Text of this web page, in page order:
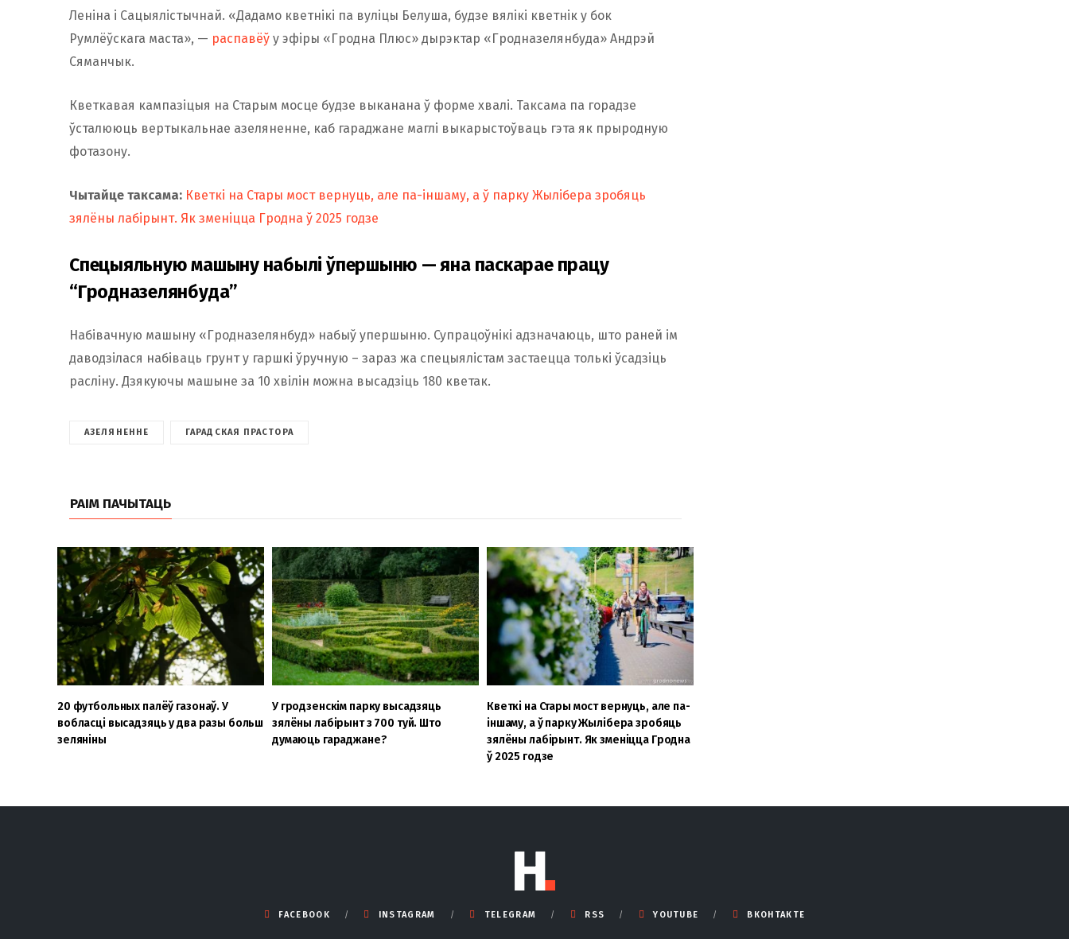
Леніна і Сацыялістычнай. «Дадамо кветнікі па вуліцы Белуша, будзе вялікі кветнік у бок
Румлёўскага маста», — распавёў у эфіры «Гродна Плюс» дырэктар «Гродназелянбуда» Андрэй
Сяманчык.
Кветкавая кампазіцыя на Старым мосце будзе выканана ў форме хвалі. Таксама па горадзе
ўсталююць вертыкальнае азеляненне, каб гараджане маглі выкарыстоўваць гэта як прыродную
фотазону.
Чытайце таксама: Кветкі на Стары мост вернуць, але па-іншаму, а ў парку Жылібера зробяць
зялёны лабірынт. Як зменіцца Гродна ў 2025 годзе
Спецыяльную машыну набылі ўпершыню — яна паскарае працу
“Гродназелянбуда”
Набівачную машыну «Гродназелянбуд» набыў упершыню. Супрацоўнікі адзначаюць, што раней ім
даводзілася набіваць грунт у гаршкі ўручную – зараз жа спецыялістам застаецца толькі ўсадзіць
расліну. Дзякуючы машыне за 10 хвілін можна высадзіць 180 кветак.
АЗЕЛЯНЕННЕ ГАРАДСКАЯ ПРАСТОРА
РАІМ ПАЧЫТАЦЬ
20 футбольных палёў газонаў. У
вобласці высадзяць у два разы больш
зеляніны
У гродзенскім парку высадзяць
зялёны лабірынт з 700 туй. Што
думаюць гараджане?
Кветкі на Стары мост вернуць, але па-
іншаму, а ў парку Жылібера зробяць
зялёны лабірынт. Як зменіцца Гродна
ў 2025 годзе
FACEBOOK INSTAGRAM TELEGRAM RSS YOUTUBE ВКОНТАКТЕ